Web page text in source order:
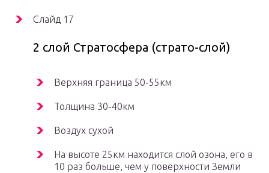
Слайд 17
2 слой Стратосфера (страто-слой)
Верхняя граница 50-55км
Толщина 30-40км
Воздух сухой
На высоте 25км находится слой озона, его в
10 раз больше, чем у поверхности Земли